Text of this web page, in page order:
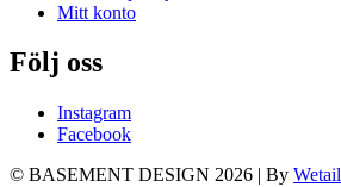
Mitt konto
Följ oss
Instagram
Facebook
© BASEMENT DESIGN 2026 | By Wetail